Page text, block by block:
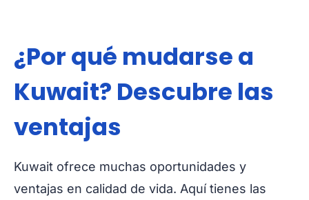
¿Por qué mudarse a
Kuwait? Descubre las
ventajas
Kuwait ofrece muchas oportunidades y
ventajas en calidad de vida. Aquí tienes las